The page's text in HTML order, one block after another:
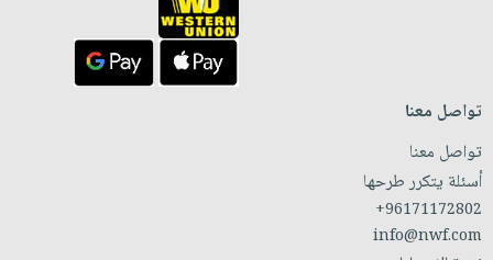
تواصل معنا
تواصل معنا
أسئلة يتكرر طرحها
+96171172802
info@nwf.com